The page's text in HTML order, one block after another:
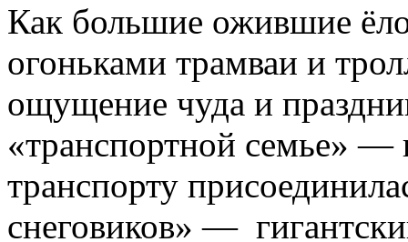
Как большие ожившие
огоньками трамваи и
ощущение чуда и
«транспортной семье»
транспорту
снеговиков» —